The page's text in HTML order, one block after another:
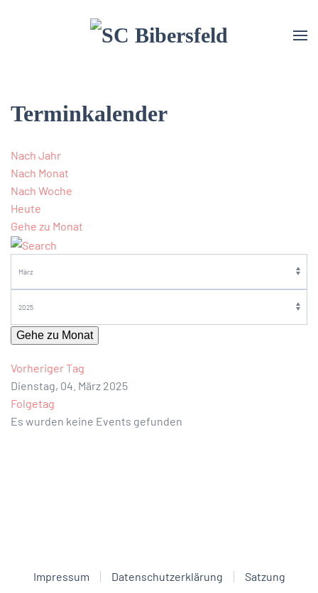
Terminkalender
Nach Jahr
Nach Monat
Nach Woche
Heute
Gehe zu Monat
Gehe zu Monat
Vorheriger Tag
Dienstag, 04. März 2025
Folgetag
Es wurden keine Events gefunden
Impressum Datenschutzerklärung
Satzung